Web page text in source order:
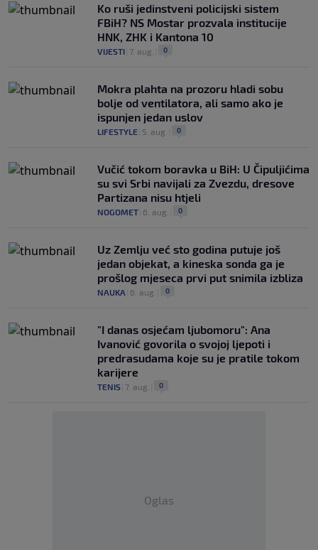
Ko ruši jedinstveni policijski sistem
FBiH? NS Mostar prozvala institucije
HNK, ZHK i Kantona 10
VIJESTI 7. aug. 0
Mokra plahta na prozoru hladi sobu
bolje od ventilatora, ali samo ako je
ispunjen jedan uslov
LIFESTYLE 5. aug. 0
Vučić tokom boravka u BiH: U Čipuljićima
su svi Srbi navijali za Zvezdu, dresove
Partizana nisu htjeli
NOGOMET 6. aug. 0
Uz Zemlju već sto godina putuje još
jedan objekat, a kineska sonda ga je
prošlog mjeseca prvi put snimila izbliza
NAUKA 6. aug. 0
"I danas osjećam ljubomoru": Ana
Ivanović govorila o svojoj ljepoti i
predrasudama koje su je pratile tokom
karijere
TENIS 7. aug. 0
Oglas